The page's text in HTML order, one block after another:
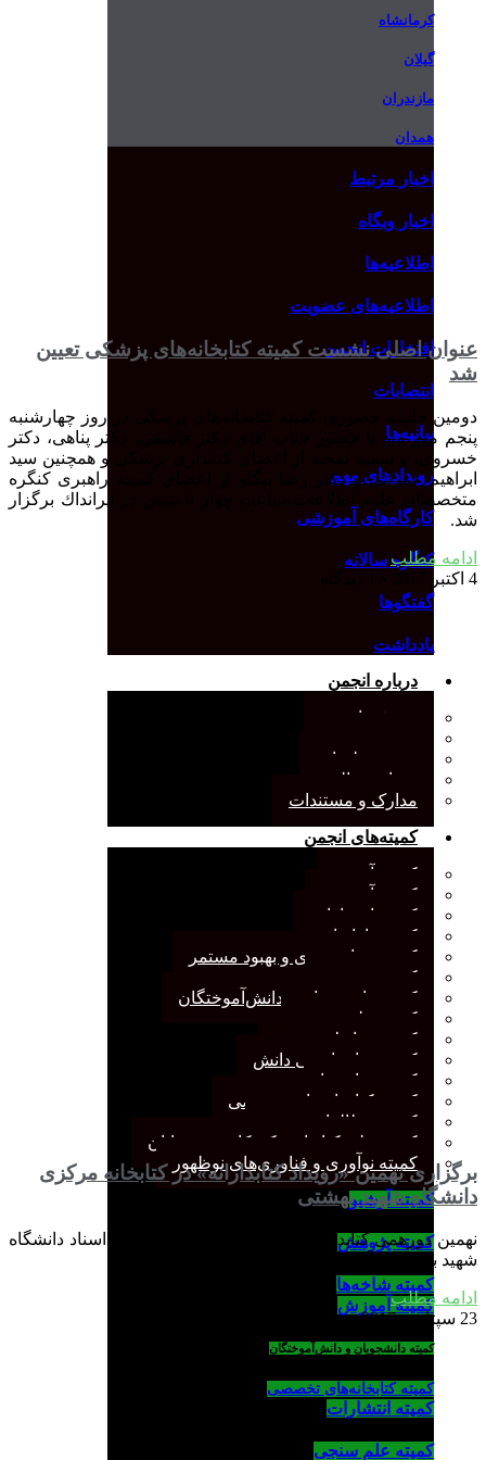
کرمانشاه
گیلان
مازندران
همدان
اخبار مرتبط
اخبار وبگاه
اطلاعیه‌ها
اطلاعیه‌های عضویت
افتخارات انجمن
انتصابات
بیانیه‌ها
رویدادهای مهم
کارگاه‌های آموزشی
کنگره سالانه
گفتگوها
یادداشت
درباره انجمن
معرفی انجمن
صورت‌جلسات
همیاری مالی
مدارک و مستندات
کمیته‌های انجمن
کمیته آرشیو
کمیته آموزش
کمیته انتشارات
کمیته بازاریابی
کمیته برنامه‌ریزی و بهبود مستمر
کمیته پژوهش
کمیته دانشجویان و دانش‌آموختگان
کمیته علم سنجی
کمیته روابط عمومی
کمیته سازماندهی دانش
کمیته شاخه‌ها
کمیته کتابخانه‌های تخصصی
کمیته مطالعات صنفی
کمیته ملی کتابداری کودکان و نوجوانان
کمیته نوآوری و فناوری‌های نوظهور
کمیته آرشیو
کمیته پژوهش
کمیته شاخه‌ها
کمیته آموزش
کمیته دانشجویان و دانش‌آموختگان
کمیته کتابخانه‌های تخصصی
کمیته انتشارات
کمیته علم سنجی
عنوان اصلی نشست كميته كتابخانه‌های پزشكی تعيين
شد
دومين جلسه حضوری كميته كتابخانه‌های پزشكی در روز چهارشنبه
پنجم مهر ماه با حضور جناب آقاي دكتر قاسمی، دكتر پناهی، دكتر
خسروی، و سميه تمجيد از اعضای كتابداری پزشكی و همچنين سید
ابراهیم عمرانی و دكتر رضا بيگلو از اعضای كميته راهبری كنگره
متخصصان علوم اطلاعات ساعت چهار تا شش در ايرانداك برگزار
شد.
ادامه مطلب
4 اکتبر 2017
برگزاری نهمین «رویداد کتابدارانه» در کتابخانه مرکزی
دانشگاه شهید بهشتی
نهمین دورهمی كتابدارانه در کتابخانه مرکزی و مرکز اسناد دانشگاه
شهید بهشتی برگزار می‌شود.
ادامه مطلب
23 سپتامبر 2017
بدون دیدگاه